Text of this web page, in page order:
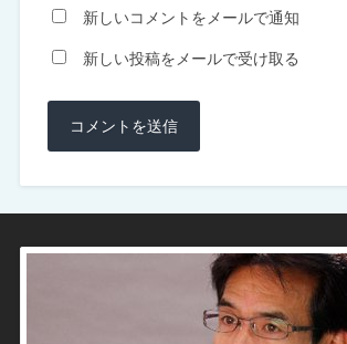
新しいコメントをメールで通知
新しい投稿をメールで受け取る